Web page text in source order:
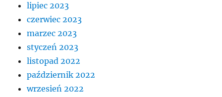
lipiec 2023
czerwiec 2023
marzec 2023
styczeń 2023
listopad 2022
październik 2022
wrzesień 2022